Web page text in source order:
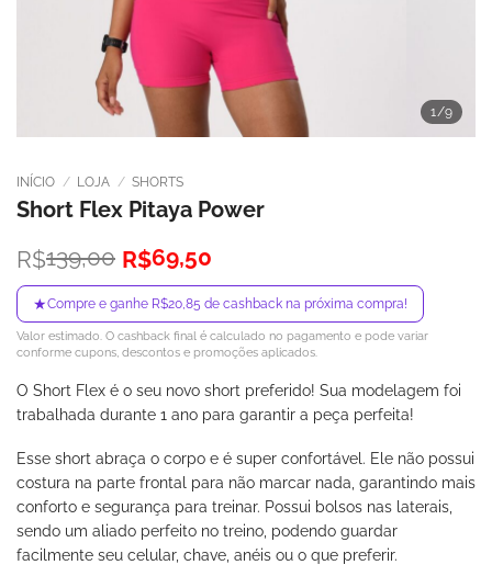
1 /9
INÍCIO / LOJA / SHORTS
Short Flex Pitaya Power
R$139,00
O
preço
original
era:
R$139,00.
R$69,50
O
preço
atual
é:
R$69,50.
★Compre e ganhe R$20,85 de cashback na próxima compra!
Valor estimado. O cashback final é calculado no pagamento e pode variar
conforme cupons, descontos e promoções aplicados.
O Short Flex é o seu novo short preferido! Sua modelagem foi
trabalhada durante 1 ano para garantir a peça perfeita!
Esse short abraça o corpo e é super confortável. Ele não possui
costura na parte frontal para não marcar nada, garantindo mais
conforto e segurança para treinar. Possui bolsos nas laterais,
sendo um aliado perfeito no treino, podendo guardar
facilmente seu celular, chave, anéis ou o que preferir.